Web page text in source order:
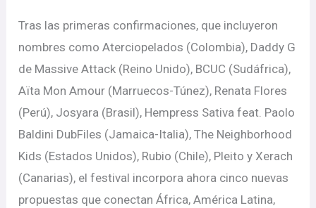
Tras las primeras confirmaciones, que incluyeron
nombres como Aterciopelados (Colombia), Daddy G
de Massive Attack (Reino Unido), BCUC (Sudáfrica),
Aïta Mon Amour (Marruecos-Túnez), Renata Flores
(Perú), Josyara (Brasil), Hempress Sativa feat. Paolo
Baldini DubFiles (Jamaica-Italia), The Neighborhood
Kids (Estados Unidos), Rubio (Chile), Pleito y Xerach
(Canarias), el festival incorpora ahora cinco nuevas
propuestas que conectan África, América Latina,